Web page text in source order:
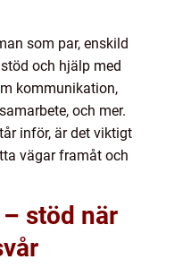
som par, enskild
och hjälp med
kommunikation,
och mer.
inför, är det viktigt
vägar framåt och
stöd när